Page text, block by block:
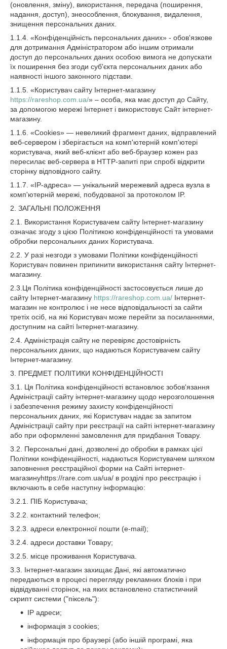
(оновлення, зміну), використання, передача (поширення,
надання, доступ), знеособлення, блокування, видалення,
знищення персональних даних.
1.1.4. «Конфіденційність персональних даних» - обов'язкове
для дотримання Адміністратором або іншим отримали
доступ до персональних даних особою вимога не допускати
їх поширення без згоди суб'єкта персональних даних або
наявності іншого законного підстави.
1.1.5. «Користувач сайту Інтернет-магазину
https://rareshop.com.ua/» – особа, яка має доступ до Сайту,
за допомогою мережі Інтернет і використовує Сайт інтернет-
магазину.
1.1.6. «Cookies» — невеликий фрагмент даних, відправлений
веб-сервером і зберігається на комп'ютерній комп'ютері
користувача, який веб-клієнт або веб-браузер кожен раз
пересилає веб-сервера в HTTP-запиті при спробі відкрити
сторінку відповідного сайту.
1.1.7. «IP-адреса» — унікальний мережевий адреса вузла в
комп'ютерній мережі, побудованої за протоколом IP.
2. ЗАГАЛЬНІ ПОЛОЖЕННЯ
2.1. Використання Користувачем сайту Інтернет-магазину
означає згоду з цією Політикою конфіденційності та умовами
обробки персональних даних Користувача.
2.2. У разі незгоди з умовами Політики конфіденційності
Користувач повинен припинити використання сайту Інтернет-
магазину.
2.3.Ця Політика конфіденційності застосовується лише до
сайту Інтернет-магазину https://rareshop.com.ua/ Інтернет-
магазин не контролює і не несе відповідальності за сайти
третіх осіб, на які Користувач може перейти за посиланнями,
доступним на сайті Інтернет-магазину.
2.4. Адміністрація сайту не перевіряє достовірність
персональних даних, що надаються Користувачем сайту
Інтернет-магазину.
3. ПРЕДМЕТ ПОЛІТИКИ КОНФІДЕНЦІЙНОСТІ
3.1. Ця Політика конфіденційності встановлює зобов'язання
Адміністрації сайту інтернет-магазину щодо нерозголошення
і забезпечення режиму захисту конфіденційності
персональних даних, які Користувач надає за запитом
Адміністрації сайту при реєстрації на сайті інтернет-магазину
або при оформленні замовлення для придбання Товару.
3.2. Персональні дані, дозволені до обробки в рамках цієї
Політики конфіденційності, надаються Користувачем шляхом
заповнення реєстраційної форми на Сайті інтернет-
магазинуhttps://rare.com.ua/ua/ в розділі про реєстрацію і
включають в себе наступну інформацію:
3.2.1. ПІБ Користувача;
3.2.2. контактний телефон;
3.2.3. адреси електронної пошти (e-mail);
3.2.4. адреси доставки Товару;
3.2.5. місце проживання Користувача.
3.3. Інтернет-магазин захищає Дані, які автоматично
передаються в процесі перегляду рекламних блоків і при
відвідуванні сторінок, на яких встановлено статистичний
скрипт системи ("піксель"):
IP адреси;
інформація з cookies;
інформація про браузері (або іншій програмі, яка